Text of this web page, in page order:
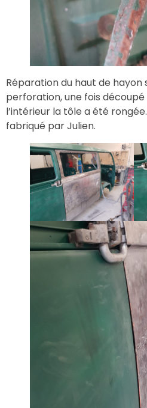
Réparation du haut de hayon
perforation, une fois
l’intérieur la tôle a été
fabriqué par Julien.